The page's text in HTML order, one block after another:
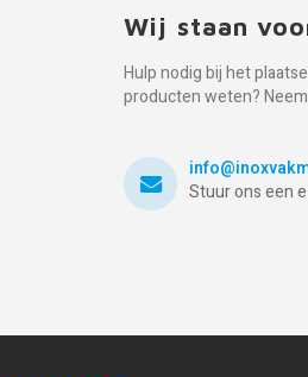
Wij staan
Hulp nodig bij het
producten weten?
Stuur ons een